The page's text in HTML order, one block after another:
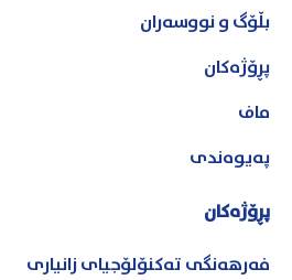
بڵۆگ و نووسەران
پڕۆژەکان
ماف
پەیوەندی
پڕۆژەکان
فەرهەنگی تەکنۆلۆجیای زانیاری